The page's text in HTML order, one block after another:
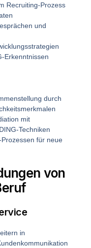
Recruiting-Prozess
und
Erkenntnissen
durch
mit
Techniken
für neue
von
in